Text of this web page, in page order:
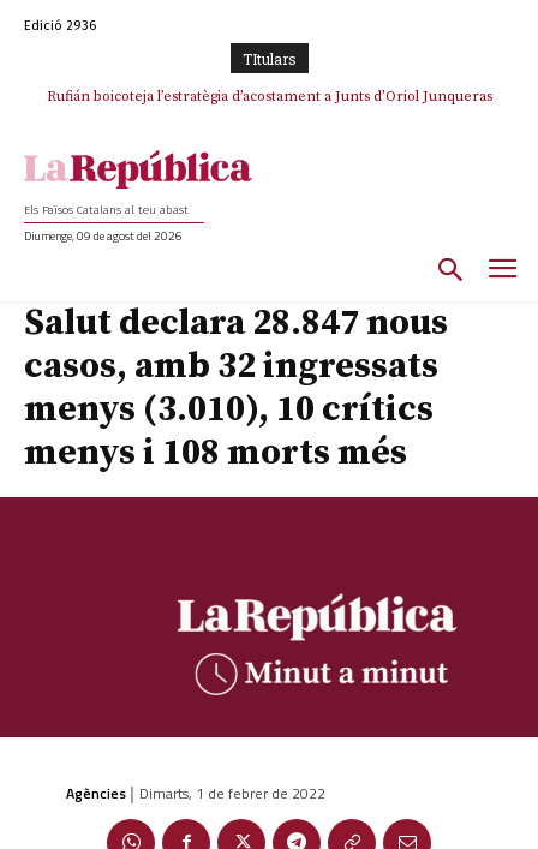
Edició 2936
TItulars
Rufián boicoteja l’estratègia d’acostament a Junts d’Oriol Junqueras
Els Països Catalans al teu abast
Diumenge, 09 de agost del 2026
Salut declara 28.847 nous
casos, amb 32 ingressats
menys (3.010), 10 crítics
menys i 108 morts més
Agències | Dimarts, 1 de febrer de 2022